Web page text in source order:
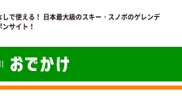
しで使える！ 日本最大級のスキー・スノボのゲレンデ
サイト！